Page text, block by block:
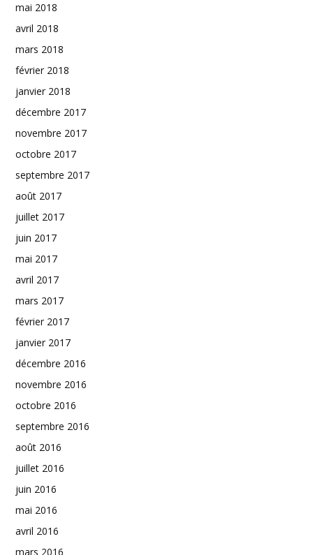
mai 2018
avril 2018
mars 2018
février 2018
janvier 2018
décembre 2017
novembre 2017
octobre 2017
septembre 2017
août 2017
juillet 2017
juin 2017
mai 2017
avril 2017
mars 2017
février 2017
janvier 2017
décembre 2016
novembre 2016
octobre 2016
septembre 2016
août 2016
juillet 2016
juin 2016
mai 2016
avril 2016
mars 2016